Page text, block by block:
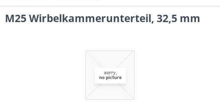
M25 Wirbelkammerunterteil, 32,5 mm